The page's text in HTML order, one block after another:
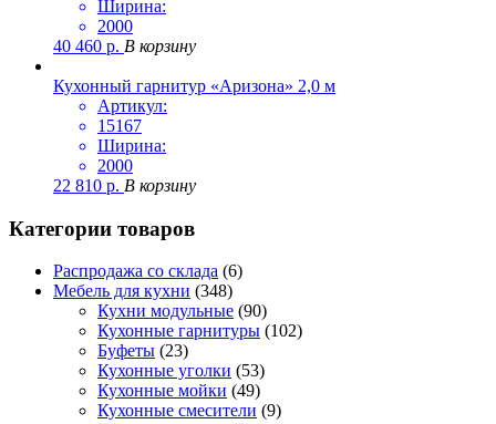
Ширина:
2000
40 460 р. В корзину
Кухонный гарнитур «Аризона» 2,0 м
Артикул:
15167
Ширина:
2000
22 810 р. В корзину
Категории товаров
Распродажа со склада (6)
Мебель для кухни (348)
Кухни модульные (90)
Кухонные гарнитуры (102)
Буфеты (23)
Кухонные уголки (53)
Кухонные мойки (49)
Кухонные смесители (9)